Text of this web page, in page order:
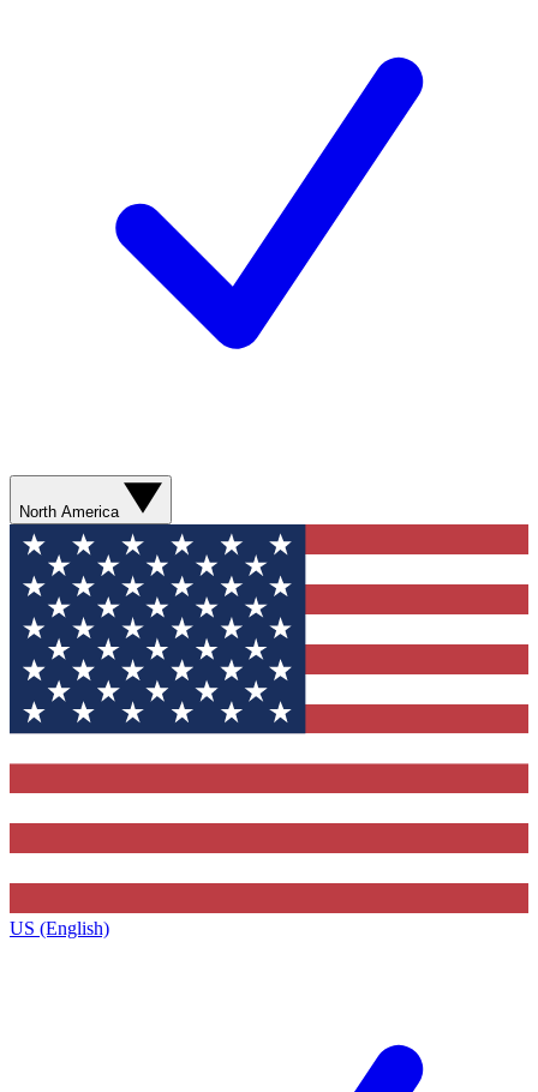
North America
US (English)